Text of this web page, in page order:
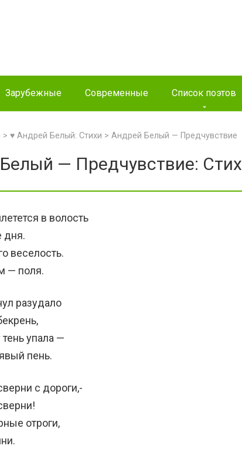
Зарубежные Современные Список поэтов
> ♥ Андрей Белый: Стихи > Андрей Белый — Предчувствие
— Предчувствие: Стих
в волость
дня.
веселость.
— поля.
разудало
упала —
пень.
с дороги,-
отроги,